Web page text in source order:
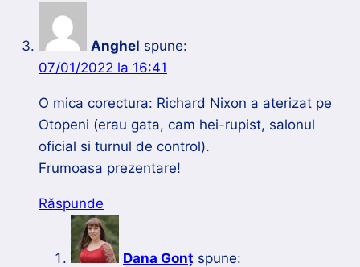
Anghel spune:
07/01/2022 la 16:41
O mica corectura: Richard Nixon a aterizat pe
Otopeni (erau gata, cam hei-rupist, salonul
oficial si turnul de control).
Frumoasa prezentare!
Răspunde
Dana Gonț spune: